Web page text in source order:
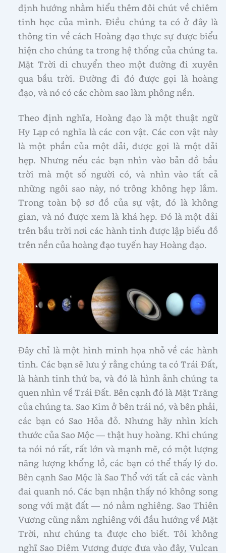
định hướng nhằm hiểu thêm đôi chút về chiêm
tinh học của mình. Điều chúng ta có ở đây là
thông tin về cách Hoàng đạo thực sự được biểu
hiện cho chúng ta trong hệ thống của chúng ta.
Mặt Trời di chuyển theo một đường đi xuyên
qua bầu trời. Đường đi đó được gọi là hoàng
đạo, và nó có các chòm sao làm phông nền.
Theo định nghĩa, Hoàng đạo là một thuật ngữ
Hy Lạp có nghĩa là các con vật. Các con vật này
là một phần của một dải, được gọi là một dải
hẹp. Nhưng nếu các bạn nhìn vào bản đồ bầu
trời mà một số người có, và nhìn vào tất cả
những ngôi sao này, nó trông không hẹp lắm.
Trong toàn bộ sơ đồ của sự vật, đó là không
gian, và nó được xem là khá hẹp. Đó là một dải
trên bầu trời nơi các hành tinh được lập biểu đồ
trên nền của hoàng đạo tuyến hay Hoàng đạo.
Đây chỉ là một hình minh họa nhỏ về các hành
tinh. Các bạn sẽ lưu ý rằng chúng ta có Trái Đất,
là hành tinh thứ ba, và đó là hình ảnh chúng ta
quen nhìn về Trái Đất. Bên cạnh đó là Mặt Trăng
của chúng ta. Sao Kim ở bên trái nó, và bên phải,
các bạn có Sao Hỏa đỏ. Nhưng hãy nhìn kích
thước của Sao Mộc — thật huy hoàng. Khi chúng
ta nói nó rất, rất lớn và mạnh mẽ, có một lượng
năng lượng khổng lồ, các bạn có thể thấy lý do.
Bên cạnh Sao Mộc là Sao Thổ với tất cả các vành
đai quanh nó. Các bạn nhận thấy nó không song
song với mặt đất — nó nằm nghiêng. Sao Thiên
Vương cũng nằm nghiêng với đầu hướng về Mặt
Trời, như chúng ta được cho biết. Tôi không
nghĩ Sao Diêm Vương được đưa vào đây, Vulcan